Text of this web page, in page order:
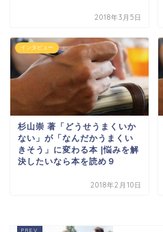
2018年3月5日
インタビュー
杉山崇 著「どうせうまくいか
ない」が「なんだかうまくい
きそう」に変わる本 |悩みを解
決したいなら本を読め９
2018年2月10日